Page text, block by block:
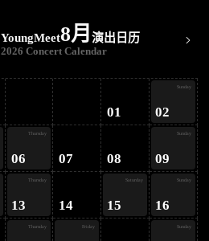
YoungMeet8月 演出日历
2026 Concert Calendar
01
Sunday
02
Thursday
06 07 08
Sunday
09
Thursday
13 14
Saturday
15
Sunday
16
Thursday Friday Sunday